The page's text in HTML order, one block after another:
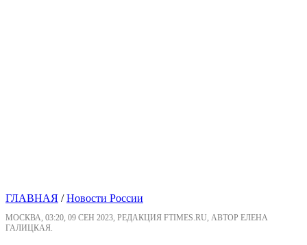
ГЛАВНАЯ /Новости России
МОСКВА, 03:20, 09 СЕН 2023, РЕДАКЦИЯ FTIMES.RU, АВТОР ЕЛЕНА
ГАЛИЦКАЯ.